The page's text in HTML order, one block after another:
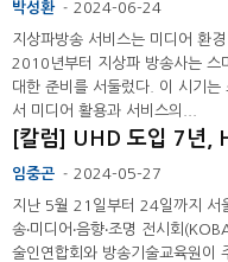
박성환 - 2024-06-24
지상파방송 서비스는 미디어 환
2010년부터 지상파 방송사는 스
대한 준비를 서둘렀다. 이 시기는
서 미디어 활용과 서비스의...
임중곤 - 2024-05-27
지난 5월 21일부터 24일까지 서
송‧미디어‧음향‧조명 전시회
술인연합회와 방송기술교육원이